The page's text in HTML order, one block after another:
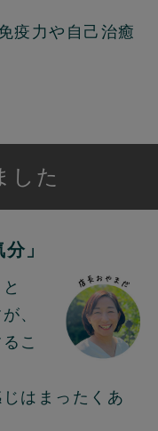
疫力や自己治癒
した
」
、
こ
はまったくあ